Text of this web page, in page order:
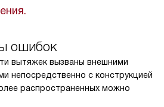
ошибок
вытяжек вызваны внешними
непосредственно с конструкцией
распространенных можно